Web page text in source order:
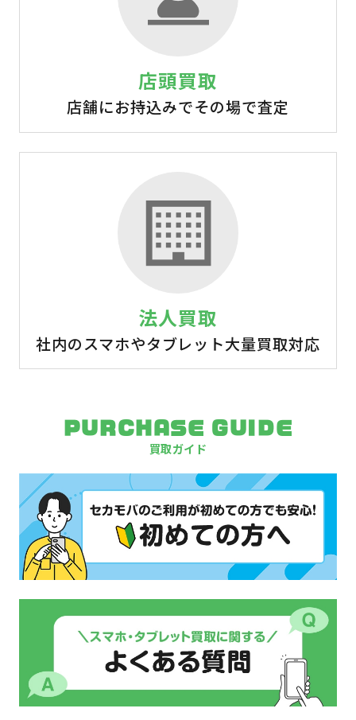
店頭買取
店舗にお持込みでその場で査定
法人買取
社内のスマホやタブレット大量買取対応
PURCHASE GUIDE
買取ガイド